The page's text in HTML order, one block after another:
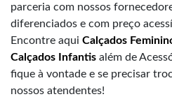
parceria com nossos
diferenciados e com preço
Encontre aqui Calçados
Calçados Infantis além de
fique à vontade e se precisar
nossos atendentes!